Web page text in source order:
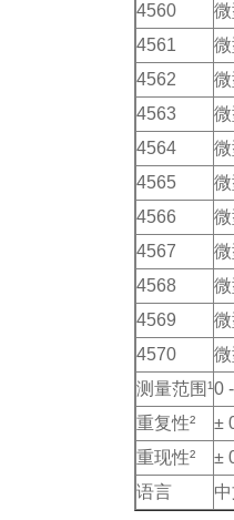
4560
4561
4562
4563
4564
4565
4566
4567
4568
4569
4570
测量范围¹0
重复性²
±
重现性²
±
语言